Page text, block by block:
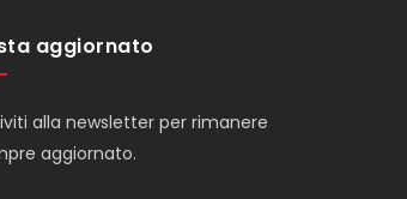
aggiornato
alla newsletter per rimanere
aggiornato.